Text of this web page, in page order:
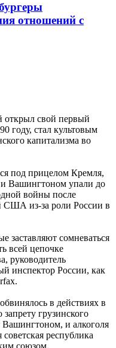
отношений с
открыл свой первый
году, стал культовым
капитализма во
под прицелом Кремля,
Вашингтоном упали до
войны после
США из-за роли России в
заставляют сомневаться
всей цепочке
руководитель
инспектор России, как
в действиях в
грузинского
Вашингтоном, и алкоголя
республика